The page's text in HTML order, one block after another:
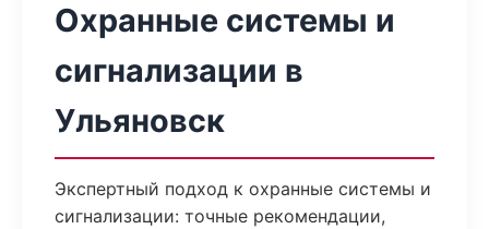
Охранные системы и
сигнализации в
Ульяновск
Экспертный подход к охранные системы и
сигнализации: точные рекомендации,